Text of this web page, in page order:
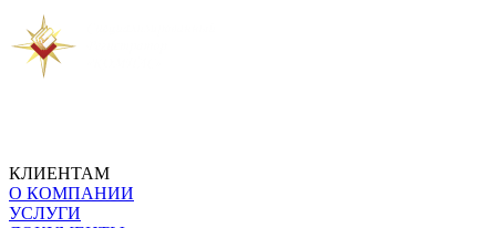
КЛИЕНТАМ
О КОМПАНИИ
УСЛУГИ